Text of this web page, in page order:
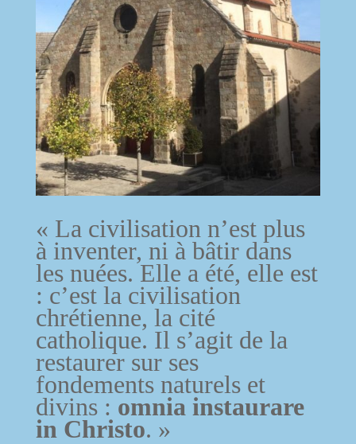
« La civilisation n’est plus
à inventer, ni à bâtir dans
les nuées. Elle a été, elle est
: c’est la civilisation
chrétienne, la cité
catholique. Il s’agit de la
restaurer sur ses
fondements naturels et
divins : omnia instaurare
in Christo. »